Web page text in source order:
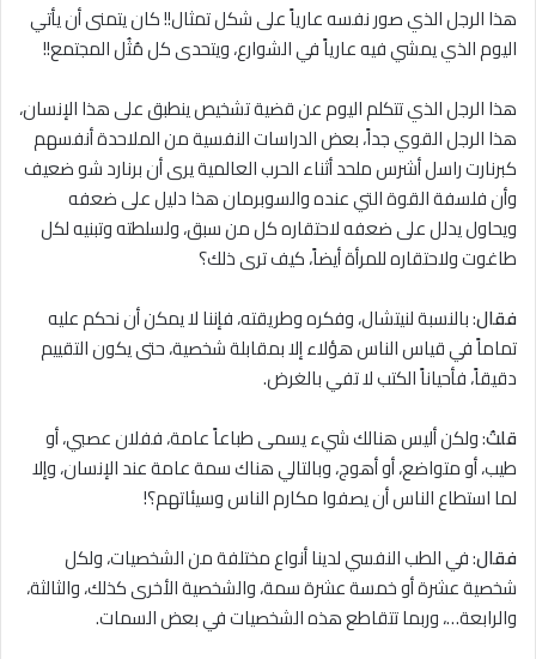
هذا الرجل الذي صور نفسه عارياً على شكل تمثال!! كان يتمنى أن يأتي
اليوم الذي يمشي فيه عارياً في الشوارع، ويتحدى كل مُثُل المجتمع!!
هذا الرجل الذي تتكلم اليوم عن قضية تشخيص ينطبق على هذا الإنسان،
هذا الرجل القوي جداً، بعض الدراسات النفسية من الملاحدة أنفسهم
كبرنارت راسل أشرس ملحد أثناء الحرب العالمية يرى أن برنارد شو ضعيف
وأن فلسفة القوة التي عنده والسوبرمان هذا دليل على ضعفه
ويحاول يدلل على ضعفه ﻻحتقاره كل من سبق، ولسلطته وتبنيه لكل
طاغوت وﻻحتقاره للمرأة أيضاً، كيف ترى ذلك؟
فقال: بالنسبة لنيتشال، وفكره وطريقته، فإننا ﻻ يمكن أن نحكم عليه
تماماً في قياس الناس هؤلاء إلا بمقابلة شخصية، حتى يكون التقييم
دقيقاً، فأحياناً الكتب ﻻ تفي بالغرض.
قلتُ: ولكن أليس هنالك شيء يسمى طباعاً عامة، ففلان عصبي، أو
طيب، أو متواضع، أو أهوج، وبالتالي هناك سمة عامة عند الإنسان، وإلا
لما استطاع الناس أن يصفوا مكارم الناس وسيئاتهم؟!
فقال: في الطب النفسي لدينا أنواع مختلفة من الشخصيات، ولكل
شخصية عشرة أو خمسة عشرة سمة، والشخصية الأخرى كذلك، والثالثة،
والرابعة…، وربما تتقاطع هذه الشخصيات في بعض السمات.